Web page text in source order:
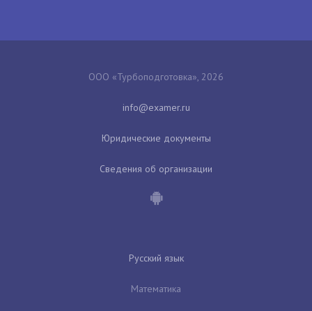
ООО «Турбоподготовка», 2026
Юридические документы
Сведения об организации
Русский язык
Математика